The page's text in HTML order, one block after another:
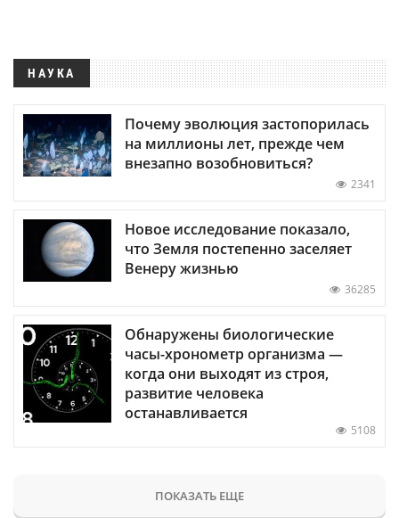
НАУКА
Почему эволюция застопорилась
на миллионы лет, прежде чем
внезапно возобновиться?
2341
Новое исследование показало,
что Земля постепенно заселяет
Венеру жизнью
36285
Обнаружены биологические
часы-хронометр организма —
когда они выходят из строя,
развитие человека
останавливается
5108
ПОКАЗАТЬ ЕЩЕ